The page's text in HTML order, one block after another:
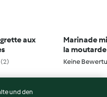
aux
(2)
Marinade
la moutarde
Keine
und den